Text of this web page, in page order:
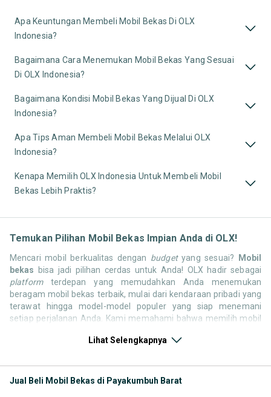
Apa Keuntungan Membeli Mobil Bekas Di OLX
Indonesia?
Bagaimana Cara Menemukan Mobil Bekas Yang Sesuai
Di OLX Indonesia?
Bagaimana Kondisi Mobil Bekas Yang Dijual Di OLX
Indonesia?
Apa Tips Aman Membeli Mobil Bekas Melalui OLX
Indonesia?
Kenapa Memilih OLX Indonesia Untuk Membeli Mobil
Bekas Lebih Praktis?
Temukan Pilihan Mobil Bekas Impian Anda di OLX!
Mencari mobil berkualitas dengan budgetyang sesuai? Mobil
bekas bisa jadi pilihan cerdas untuk Anda! OLX hadir sebagai
platformterdepan yang memudahkan Anda menemukan
beragam mobil bekas terbaik, mulai dari kendaraan pribadi yang
terawat hingga model-model populer yang siap menemani
setiap perjalanan Anda. Kami memahami bahwa memilih mobil
ribuan daftar dari penjual terpercaya di seluruh Indonesia.
dengan gaya hidup, kebutuhan, danbudgetAnda!
Memilih mobil bekas yang tepat tentu bukan perkara mudah.
Lihat Selengkapnya
Jual Beli Mobil Bekas di Payakumbuh Barat